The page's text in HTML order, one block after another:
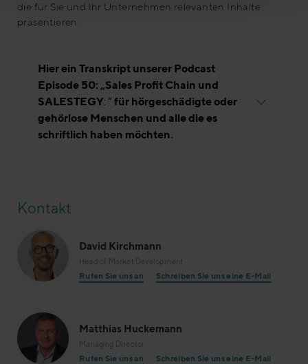
die für Sie und Ihr Unternehmen relevanten Inhalte
präsentieren.
Hier ein Transkript unserer Podcast
Episode 50: „Sales Profit Chain und
SALESTEGY: “ für hörgeschädigte oder
gehörlose Menschen und alle die es
schriftlich haben möchten.
Kontakt
David Kirchmann
Head of Market Development
Rufen Sie uns an Schreiben Sie uns eine E-Mail
Matthias Huckemann
Managing Director
Rufen Sie uns an Schreiben Sie uns eine E-Mail